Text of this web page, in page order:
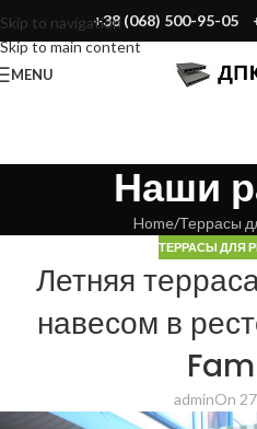
Skip to navigation
Skip to main content
+38 (068) 500-95-05
MENU
Наши
Home Террасы
ТЕРРАСЫ ДЛЯ
Летняя
навесом в
adminOn